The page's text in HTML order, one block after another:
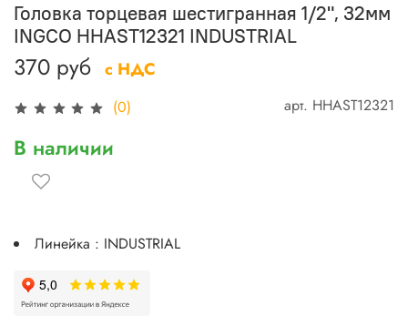
(0) арт. HHAST12321
Головка торцевая шестигранная 1/2", 32мм
INGCO HHAST12321 INDUSTRIAL
370 руб с НДС
В наличии
Линейка : INDUSTRIAL